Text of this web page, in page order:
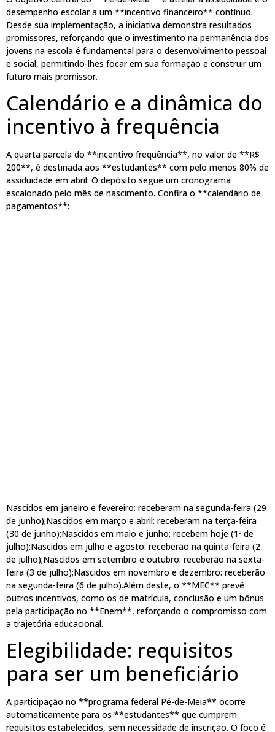
desempenho escolar a um **incentivo financeiro** contínuo.
Desde sua implementação, a iniciativa demonstra resultados
promissores, reforçando que o investimento na permanência dos
jovens na escola é fundamental para o desenvolvimento pessoal
e social, permitindo-lhes focar em sua formação e construir um
futuro mais promissor.
Calendário e a dinâmica do
incentivo à frequência
A quarta parcela do **incentivo frequência**, no valor de **R$
200**, é destinada aos **estudantes** com pelo menos 80% de
assiduidade em abril. O depósito segue um cronograma
escalonado pelo mês de nascimento. Confira o **calendário de
pagamentos**:
Nascidos em janeiro e fevereiro: receberam na segunda-feira (29
de junho);Nascidos em março e abril: receberam na terça-feira
(30 de junho);Nascidos em maio e junho: recebem hoje (1º de
julho);Nascidos em julho e agosto: receberão na quinta-feira (2
de julho);Nascidos em setembro e outubro: receberão na sexta-
feira (3 de julho);Nascidos em novembro e dezembro: receberão
na segunda-feira (6 de julho).Além deste, o **MEC** prevê
outros incentivos, como os de matrícula, conclusão e um bônus
pela participação no **Enem**, reforçando o compromisso com
a trajetória educacional.
Elegibilidade: requisitos
para ser um beneficiário
A participação no **programa federal Pé-de-Meia** ocorre
automaticamente para os **estudantes** que cumprem
requisitos estabelecidos, sem necessidade de inscrição. O foco é